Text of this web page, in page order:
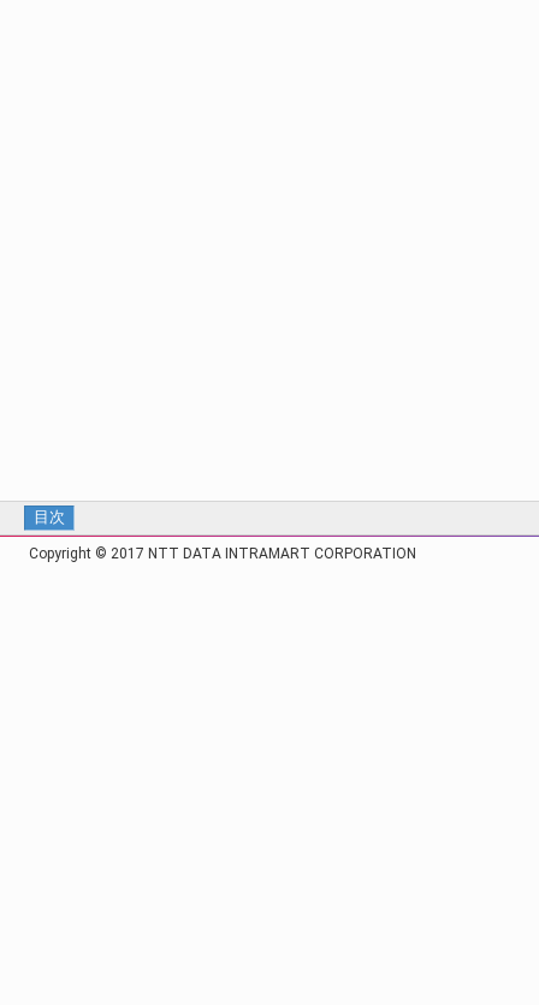
目次
Copyright © 2017 NTT DATA INTRAMART CORPORATION